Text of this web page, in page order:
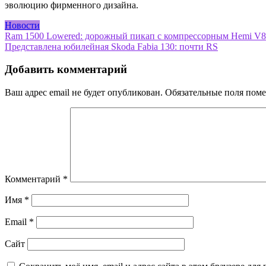
эволюцию фирменного дизайна.
Новости
Навигация
по
записям
Ram 1500 Lowered: дорожный пикап с компрессорным Hemi V8
Представлена юбилейная Skoda Fabia 130: почти RS
Добавить комментарий
Ваш адрес email не будет опубликован. Обязательные поля
Комментарий *
Имя *
Email *
Сайт